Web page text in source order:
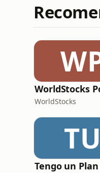
WorldStocks
WorldStocks
TU
Tengo un Plan